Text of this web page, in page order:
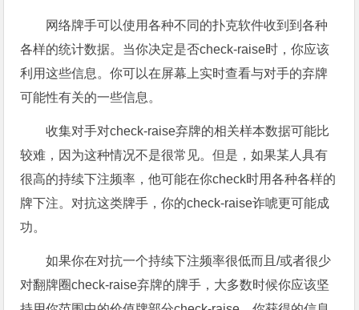
网络牌手可以使用各种不同的扑克软件收到到各种
各样的统计数据。当你决定是否check-raise时，你应该
利用这些信息。你可以在屏幕上实时查看与对手的弃牌
可能性有关的一些信息。
收集对手对check-raise弃牌的相关样本数据可能比
较难，因为这种情况不是很常见。但是，如果某人具有
很高的持续下注频率，他可能在你check时用各种各样的
牌下注。对抗这类牌手，你的check-raise诈唬更可能成
功。
如果你在对抗一个持续下注频率很低而且/或者很少
对翻牌圈check-raise弃牌的牌手，大多数时候你应该坚